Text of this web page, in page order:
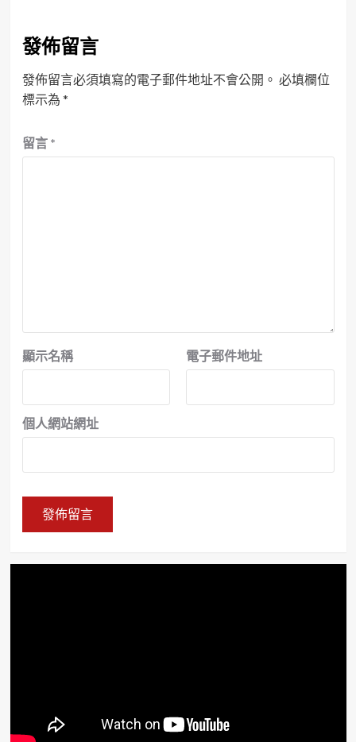
發佈留言
發佈留言必須填寫的電子郵件地址不會公開。 必填欄位
標示為 *
留言 *
顯示名稱 電子郵件地址
個人網站網址